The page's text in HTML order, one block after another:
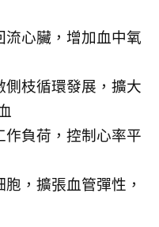
流心臟，增加血中氧
側枝循環發展，擴大
作負荷，控制心率平
，擴張血管彈性，